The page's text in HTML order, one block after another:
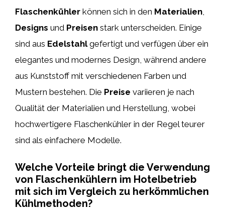
Flaschenkühler können sich in den Materialien,
Designs und Preisen stark unterscheiden. Einige
sind aus Edelstahlgefertigt und verfügen über ein
elegantes und modernes Design, während andere
aus Kunststoff mit verschiedenen Farben und
Mustern bestehen. Die Preise variieren je nach
Qualität der Materialien und Herstellung, wobei
hochwertigere Flaschenkühler in der Regel teurer
sind als einfachere Modelle.
Welche Vorteile bringt die Verwendung
von Flaschenkühlern im Hotelbetrieb
mit sich im Vergleich zu herkömmlichen
Kühlmethoden?